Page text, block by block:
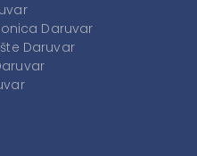
Daruvar
Daruvar